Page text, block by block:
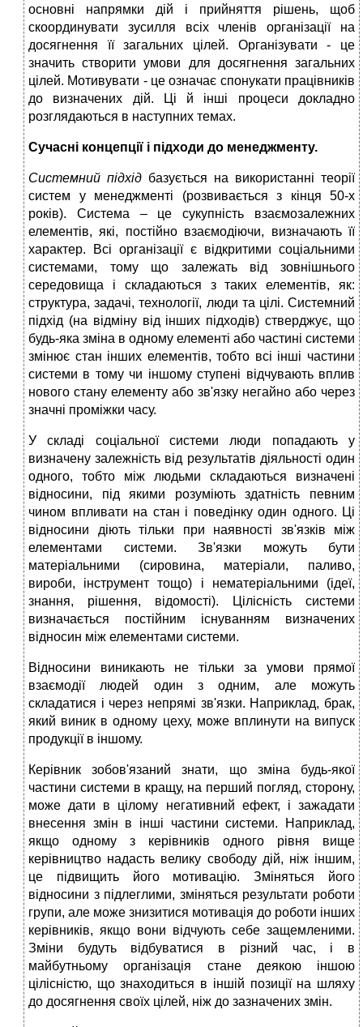
основні напрямки дій і прийняття рішень, щоб
скоординувати зусилля всіх членів організації на
досягнення її загальних цілей. Організувати - це
значить створити умови для досягнення загальних
цілей. Мотивувати - це означає спонукати працівників
до визначених дій. Ці й інші процеси докладно
розглядаються в наступних темах.
Сучасні концепції і підходи до менеджменту.
Системний підхід базується на використанні теорії
систем у менеджменті (розвивається з кінця 50-х
років). Система – це сукупність взаємозалежних
елементів, які, постійно взаємодіючи, визначають її
характер. Всі організації є відкритими соціальними
системами, тому що залежать від зовнішнього
середовища і складаються з таких елементів, як:
структура, задачі, технології, люди та цілі. Системний
підхід (на відміну від інших підходів) стверджує, що
будь-яка зміна в одному елементі або частині системи
змінює стан інших елементів, тобто всі інші частини
системи в тому чи іншому ступені відчувають вплив
нового стану елементу або зв'язку негайно або через
значні проміжки часу.
У складі соціальної системи люди попадають у
визначену залежність від результатів діяльності один
одного, тобто між людьми складаються визначені
відносини, під якими розуміють здатність певним
чином впливати на стан і поведінку один одного. Ці
відносини діють тільки при наявності зв'язків між
елементами системи. Зв'язки можуть бути
матеріальними (сировина, матеріали, паливо,
вироби, інструмент тощо) і нематеріальними (ідеї,
знання, рішення, відомості). Цілісність системи
визначається постійним існуванням визначених
відносин між елементами системи.
Відносини виникають не тільки за умови прямої
взаємодії людей один з одним, але можуть
складатися і через непрямі зв'язки. Наприклад, брак,
який виник в одному цеху, може вплинути на випуск
продукції в іншому.
Керівник зобов'язаний знати, що зміна будь-якої
частини системи в кращу, на перший погляд, сторону,
може дати в цілому негативний ефект, і зажадати
внесення змін в інші частини системи. Наприклад,
якщо одному з керівників одного рівня вище
керівництво надасть велику свободу дій, ніж іншим,
це підвищить його мотивацію. Зміняться його
відносини з підлеглими, зміняться результати роботи
групи, але може знизитися мотивація до роботи інших
керівників, якщо вони відчують себе защемленими.
Зміни будуть відбуватися в різний час, і в
майбутньому організація стане деякою іншою
цілісністю, що знаходиться в іншій позиції на шляху
до досягнення своїх цілей, ніж до зазначених змін.